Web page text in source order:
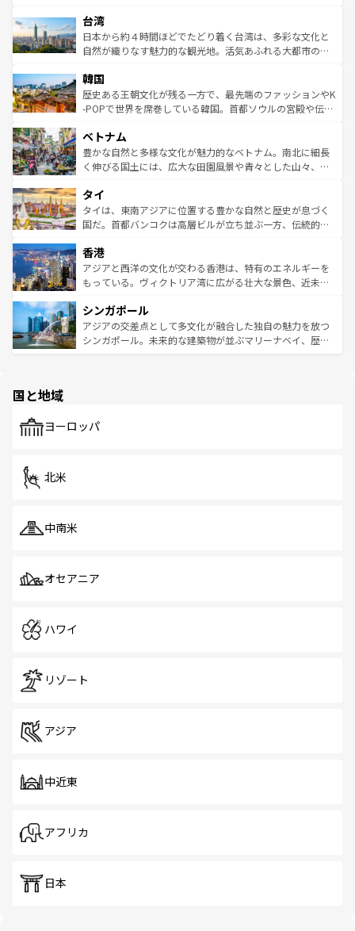
情報は
人々、おいしいローカルフードやハワイアンミュージッ
ク、伝統的なフラダンスなど、すべてがハワイの魅力を彩
っている。訪れるたびに新しい発見と感動が待っているハ
はコンテンツ一覧
リアリーフや大陸中央部にそびえるウルル（エアーズロッ
ク）、タスマニアの美しい原生林やケアンズの熱帯雨林な
ど、見どころがたくさん。また、カフェやワイン、オージ
いる。アクティビティも充実しており、サーフィンやダイ
ビング、ハイキングなど、アウトドア好きにはたまらな
い。オーストラリアの多彩な魅力を存分に味わいつくそ
参照してほしい。
台湾
日本から約４時間ほどでたどり着く台湾は、多彩な文化と
自然が織りなす魅力的な観光地。活気あふれる大都市の台
ン）、静ひつな山岳地帯である台湾東部など、都市の喧騒
と山間の静けさが共存しており、訪れる人に新しい発見と
驚きをもたらしてくれる。また、奥深い台湾の食文化も魅
容にもいいと評判のスイーツなど、バラエティ豊かな料理
が味わえる。 なお、新着の台湾情報は コンテンツ一覧を参
照してほしい。
韓国
歴史ある王朝文化が残る一方で、最先端のファッションやK
-POPで世界を席巻している韓国。首都ソウルの宮殿や伝統
き、地方に足を延ばせば四季折々の自然美を楽しむことが
できる。そして、キムチや焼肉、絶品のストリートフード
まで、さまざまな韓国料理が待っている。夜には、韓国な
リティに包まれながら、韓国の多彩な魅力を心ゆくまで味
わってみてほしい。 なお、新着の韓国情報はコンテンツ一
覧を参照してほしい。
ベトナム
豊かな自然と多様な文化が魅力的なベトナム。南北に細長
く伸びる国土には、広大な田園風景や青々とした山々、世
急速な発展と共に伝統が息づく。ハノイの古い町並みやホ
ーチミン市のフランス統治時代の建物も、独特の雰囲気を
醸し出している。また、バラエティの豊かさとおいしさで
とつ。フォーやバインミー、ベトナムコーヒーなどは、ぜ
ひ現地で味わいたい。どの地域を訪れてもあたたかい人々
が旅行者を迎えてくれるので、きっと忘れられない旅にな
参照してほしい。
タイ
タイは、東南アジアに位置する豊かな自然と歴史が息づく
国だ。首都バンコクは高層ビルが立ち並ぶ一方、伝統的な
の活気が交差している。北部ではチェンマイなどの山岳地
帯で自然と触れ合い、南部ではプーケットやクラビの美し
いビーチでリゾート気分を楽しむことができる。タイ料理
激する。気候は一年中温暖で、どの季節にも異なる楽しみ
が待っている。親しみやすいタイの人々、仏教を中心とし
た文化、そして多様な観光資源が、訪れる旅人を魅了し続
香港
アジアと西洋の文化が交わる香港は、特有のエネルギーを
もっている。ヴィクトリア湾に広がる壮大な景色、近未来
み、どこを訪れても感動するはず。観光スポットが密集し
ており、効率よく見どころを回れるのも魅力。息をのむよ
うな絶景から文化的な体験まで、香港を存分に楽しみ尽く
シンガポール
アジアの交差点として多文化が融合した独自の魅力を放つ
シンガポール。未来的な建築物が並ぶマリーナベイ、歴史
で、ホーカーズは地元の風情を楽しめる外せないスポット
国と地域
ヨーロッパ
北米
中南米
オセアニア
ハワイ
リゾート
アジア
中近東
アフリカ
日本